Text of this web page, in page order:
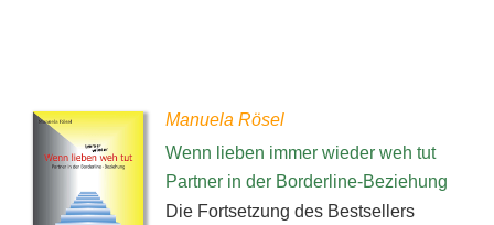
Manuela Rösel
Wenn lieben immer wieder weh tut
Partner in der Borderline-Beziehung
Die Fortsetzung des Bestsellers